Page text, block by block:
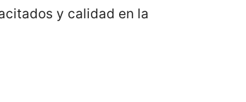
y calidad en la